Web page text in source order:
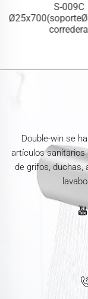
S-009C
corredera
Double-win se
artículos sanitarios
de grifos, duchas,